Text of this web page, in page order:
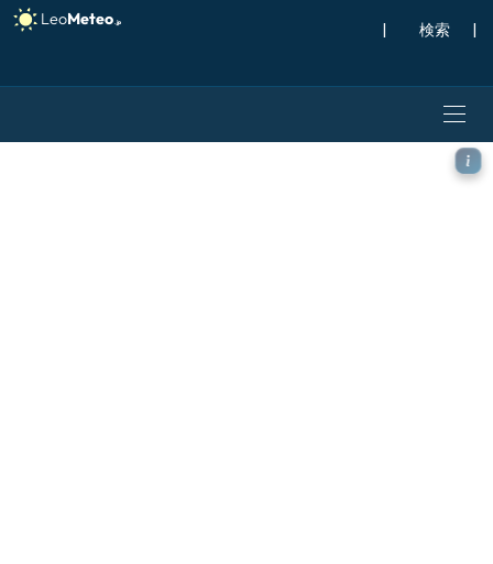
| |
ICON モデル - ブラジル, 気